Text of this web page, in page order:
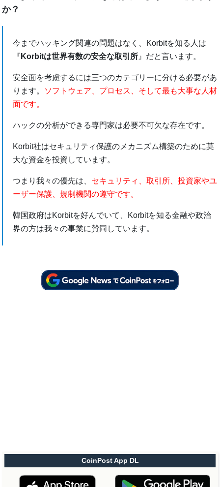
か？
今までハッキング関連の問題はなく、Korbitを知る人は
『 Korbitは世界有数の安全な取引所 』だと言います。
安全面を考慮するには三つのカテゴリーに分ける必要があ
ります。 ソフトウェア、プロセス、そして最も大事な人材
面です。
ハックの分析ができる専門家は必要不可欠な存在です。
Korbit社はセキュリティ保護のメカニズム構築のために莫
大な資金を投資しています。
つまり我々の優先は、 セキュリティ、取引所、投資家やユ
ーザー保護、規制機関の遵守です。
韓国政府はKorbitを好んでいて、Korbitを知る金融や政治
界の方は我々の事業に賛同しています。
CoinPost App DL